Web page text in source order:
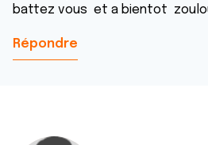
battez vous et a bientot
Répondre